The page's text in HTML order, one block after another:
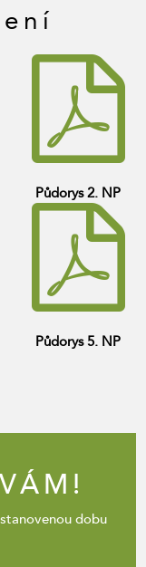
Půdorys 2. NP
Půdorys 5. NP
dobu